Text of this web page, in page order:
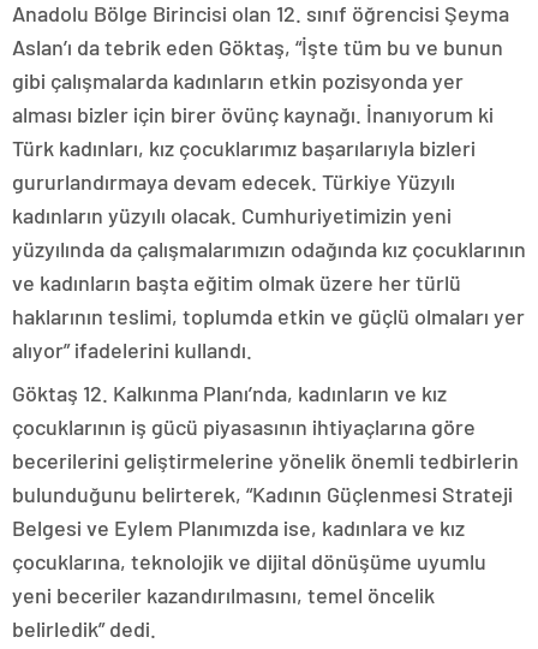
Anadolu Bölge Birincisi olan 12. sınıf öğrencisi Şeyma
Aslan’ı da tebrik eden Göktaş, “İşte tüm bu ve bunun
gibi çalışmalarda kadınların etkin pozisyonda yer
alması bizler için birer övünç kaynağı. İnanıyorum ki
Türk kadınları, kız çocuklarımız başarılarıyla bizleri
gururlandırmaya devam edecek. Türkiye Yüzyılı
kadınların yüzyılı olacak. Cumhuriyetimizin yeni
yüzyılında da çalışmalarımızın odağında kız çocuklarının
ve kadınların başta eğitim olmak üzere her türlü
haklarının teslimi, toplumda etkin ve güçlü olmaları yer
alıyor” ifadelerini kullandı.
Göktaş 12. Kalkınma Planı’nda, kadınların ve kız
çocuklarının iş gücü piyasasının ihtiyaçlarına göre
becerilerini geliştirmelerine yönelik önemli tedbirlerin
bulunduğunu belirterek, “Kadının Güçlenmesi Strateji
Belgesi ve Eylem Planımızda ise, kadınlara ve kız
çocuklarına, teknolojik ve dijital dönüşüme uyumlu
yeni beceriler kazandırılmasını, temel öncelik
belirledik” dedi.